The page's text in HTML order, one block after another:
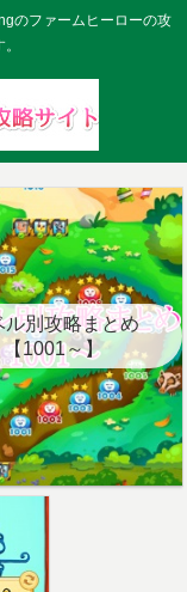
のファームヒーローの攻
ル別攻略まとめ
【1001～】